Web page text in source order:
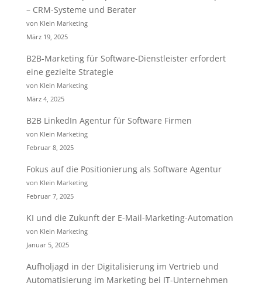
– CRM-Systeme und Berater
von Klein Marketing
März 19, 2025
B2B-Marketing für Software-Dienstleister erfordert
eine gezielte Strategie
von Klein Marketing
März 4, 2025
B2B LinkedIn Agentur für Software Firmen
von Klein Marketing
Februar 8, 2025
Fokus auf die Positionierung als Software Agentur
von Klein Marketing
Februar 7, 2025
KI und die Zukunft der E-Mail-Marketing-Automation
von Klein Marketing
Januar 5, 2025
Aufholjagd in der Digitalisierung im Vertrieb und
Automatisierung im Marketing bei IT-Unternehmen